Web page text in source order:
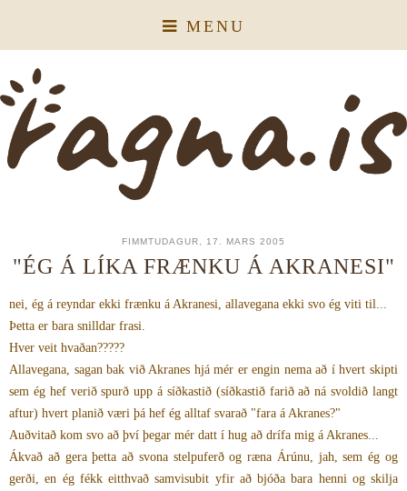
MENU
FIMMTUDAGUR, 17. MARS 2005
"ÉG Á LÍKA FRÆNKU Á AKRANESI"
nei, ég á reyndar ekki frænku á Akranesi, allavegana ekki svo ég viti til...
Þetta er bara snilldar frasi.
Hver veit hvaðan?????
Allavegana, sagan bak við Akranes hjá mér er engin nema að í hvert skipti
sem ég hef verið spurð upp á síðkastið (síðkastið farið að ná svoldið langt
aftur) hvert planið væri þá hef ég alltaf svarað "fara á Akranes?"
Auðvitað kom svo að því þegar mér datt í hug að drífa mig á Akranes...
Ákvað að gera þetta að svona stelpuferð og ræna Árúnu, jah, sem ég og
gerði, en ég fékk eitthvað samvisubit yfir að bjóða bara henni og skilja